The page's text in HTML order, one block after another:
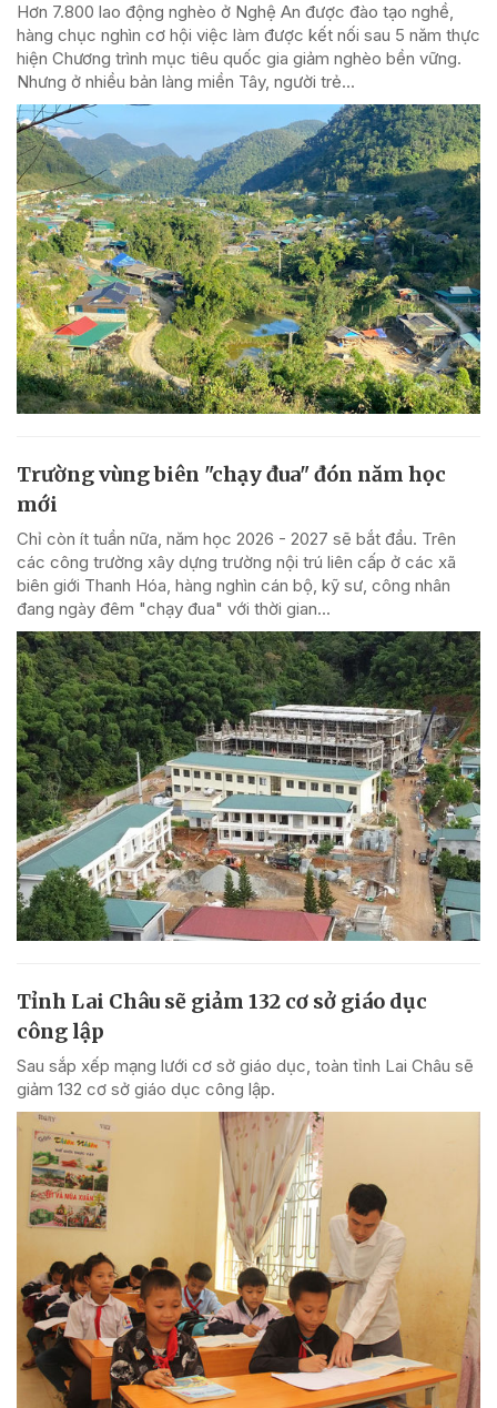
Hơn 7.800 lao động nghèo ở Nghệ An được đào tạo nghề,
hàng chục nghìn cơ hội việc làm được kết nối sau 5 năm thực
hiện Chương trình mục tiêu quốc gia giảm nghèo bền vững.
Nhưng ở nhiều bản làng miền Tây, người trẻ...
Trường vùng biên "chạy đua" đón năm học
mới
Chỉ còn ít tuần nữa, năm học 2026 - 2027 sẽ bắt đầu. Trên
các công trường xây dựng trường nội trú liên cấp ở các xã
biên giới Thanh Hóa, hàng nghìn cán bộ, kỹ sư, công nhân
đang ngày đêm "chạy đua" với thời gian...
Tỉnh Lai Châu sẽ giảm 132 cơ sở giáo dục
công lập
Sau sắp xếp mạng lưới cơ sở giáo dục, toàn tỉnh Lai Châu sẽ
giảm 132 cơ sở giáo dục công lập.